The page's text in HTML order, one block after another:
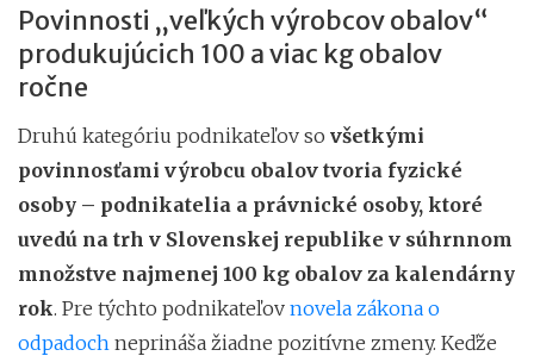
Povinnosti „veľkých výrobcov obalov“
produkujúcich 100 a viac kg obalov
ročne
Druhú kategóriu podnikateľov so všetkými
povinnosťami výrobcu obalov tvoria fyzické
osoby – podnikatelia a právnické osoby, ktoré
uvedú na trh v Slovenskej republike v súhrnnom
množstve najmenej 100 kg obalov za kalendárny
rok. Pre týchto podnikateľov novela zákona o
odpadoch neprináša žiadne pozitívne zmeny. Keďže